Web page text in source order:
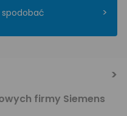
spodobać >
firmy Siemens